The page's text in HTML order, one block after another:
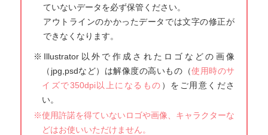
ていないデータを必ず保管ください。
アウトラインのかかったデータでは文字の修正が
できなくなります。
※Illustrator以外で作成されたロゴなどの画像
（jpg,psdなど）は解像度の高いもの（使用時のサ
イズで350dpi以上になるもの ）をご用意くださ
い。
※使用許諾を得ていないロゴや画像、キャラクターな
どはお使いいただけません。